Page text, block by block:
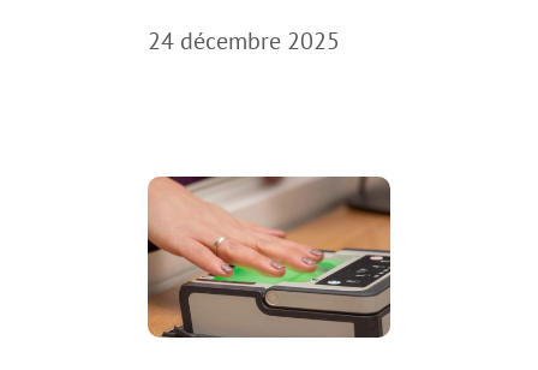
24 décembre 2025